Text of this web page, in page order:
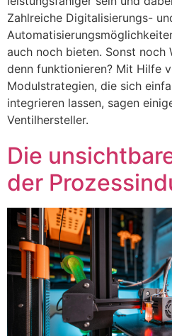
Zahlreiche Digitalisierungs-
auch noch bieten. Sonst noch
denn funktionieren? Mit Hilfe
Modulstrategien, die sich
integrieren lassen, sagen
Ventilhersteller.
Die
der